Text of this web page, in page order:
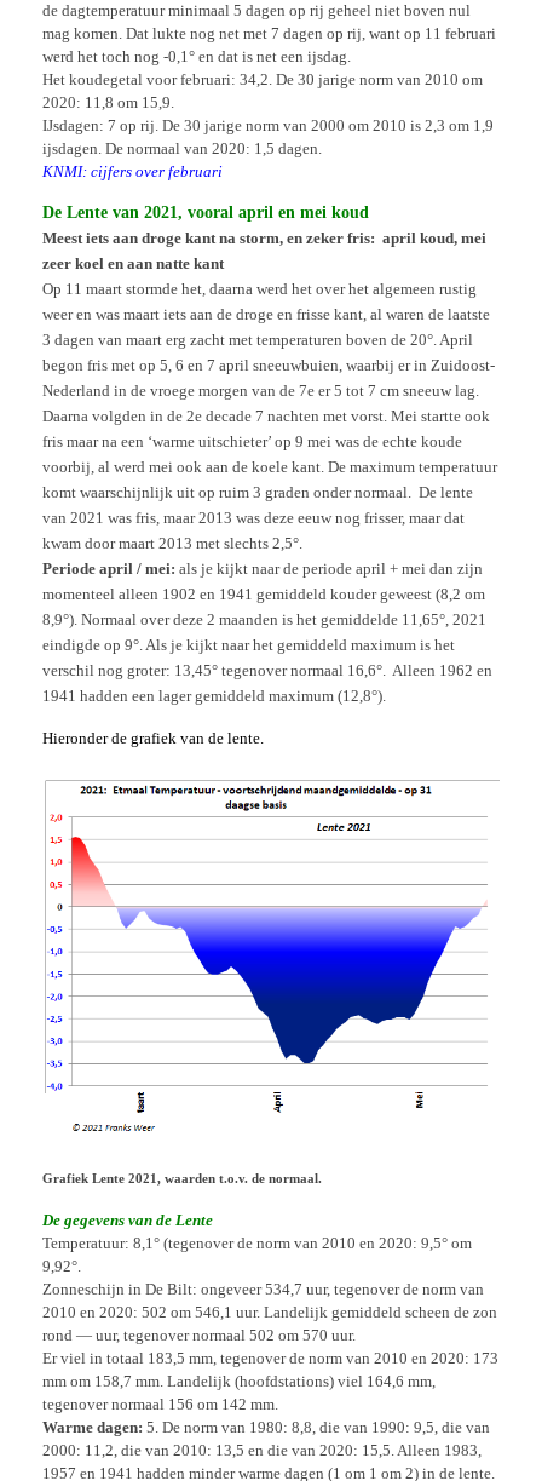
de dagtemperatuur minimaal 5 dagen op rij geheel niet boven nul
mag komen. Dat lukte nog net met 7 dagen op rij, want op 11 februari
werd het toch nog -0,1° en dat is net een ijsdag.
Het koudegetal voor februari: 34,2. De 30 jarige norm van 2010 om
2020: 11,8 om 15,9.
IJsdagen: 7 op rij. De 30 jarige norm van 2000 om 2010 is 2,3 om 1,9
ijsdagen. De normaal van 2020: 1,5 dagen.
KNMI: cijfers over februari
De Lente van 2021, vooral april en mei koud
Meest iets aan droge kant na storm, en zeker fris: april koud, mei
zeer koel en aan natte kant
Op 11 maart stormde het, daarna werd het over het algemeen rustig
weer en was maart iets aan de droge en frisse kant, al waren de laatste
3 dagen van maart erg zacht met temperaturen boven de 20°. April
begon fris met op 5, 6 en 7 april sneeuwbuien, waarbij er in Zuidoost-
Nederland in de vroege morgen van de 7e er 5 tot 7 cm sneeuw lag.
Daarna volgden in de 2e decade 7 nachten met vorst. Mei startte ook
fris maar na een ‘warme uitschieter’ op 9 mei was de echte koude
voorbij, al werd mei ook aan de koele kant. De maximum temperatuur
komt waarschijnlijk uit op ruim 3 graden onder normaal. De lente
van 2021 was fris, maar 2013 was deze eeuw nog frisser, maar dat
kwam door maart 2013 met slechts 2,5°.
Periode april / mei: als je kijkt naar de periode april + mei dan zijn
momenteel alleen 1902 en 1941 gemiddeld kouder geweest (8,2 om
8,9°). Normaal over deze 2 maanden is het gemiddelde 11,65°, 2021
eindigde op 9°. Als je kijkt naar het gemiddeld maximum is het
verschil nog groter: 13,45° tegenover normaal 16,6°. Alleen 1962 en
1941 hadden een lager gemiddeld maximum (12,8°).
Hieronder de grafiek van de lente.
Grafiek Lente 2021, waarden t.o.v. de normaal.
De gegevens van de Lente
Temperatuur: 8,1° (tegenover de norm van 2010 en 2020: 9,5° om
9,92°.
Zonneschijn in De Bilt: ongeveer 534,7 uur, tegenover de norm van
2010 en 2020: 502 om 546,1 uur. Landelijk gemiddeld scheen de zon
rond — uur, tegenover normaal 502 om 570 uur.
Er viel in totaal 183,5 mm, tegenover de norm van 2010 en 2020: 173
mm om 158,7 mm. Landelijk (hoofdstations) viel 164,6 mm,
tegenover normaal 156 om 142 mm.
Warme dagen: 5. De norm van 1980: 8,8, die van 1990: 9,5, die van
2000: 11,2, die van 2010: 13,5 en die van 2020: 15,5. Alleen 1983,
1957 en 1941 hadden minder warme dagen (1 om 1 om 2) in de lente.